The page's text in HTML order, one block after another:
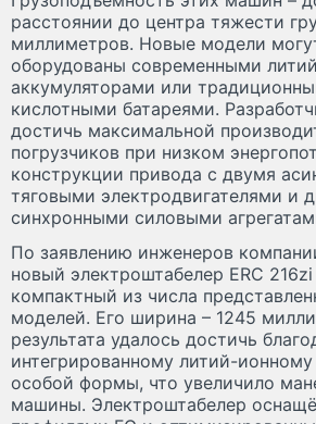
расстоянии до центра тяжести
миллиметров. Новые модели
оборудованы современными
аккумуляторами или
кислотными батареями.
достичь максимальной
погрузчиков при низком
конструкции привода с двумя
тяговыми электродвигателями и
синхронными силовыми
По заявлению инженеров
новый электроштабелер ERC
компактный из числа
моделей. Его ширина – 1245
результата удалось достичь
интегрированному литий-
особой формы, что увеличило
машины. Электроштабелер